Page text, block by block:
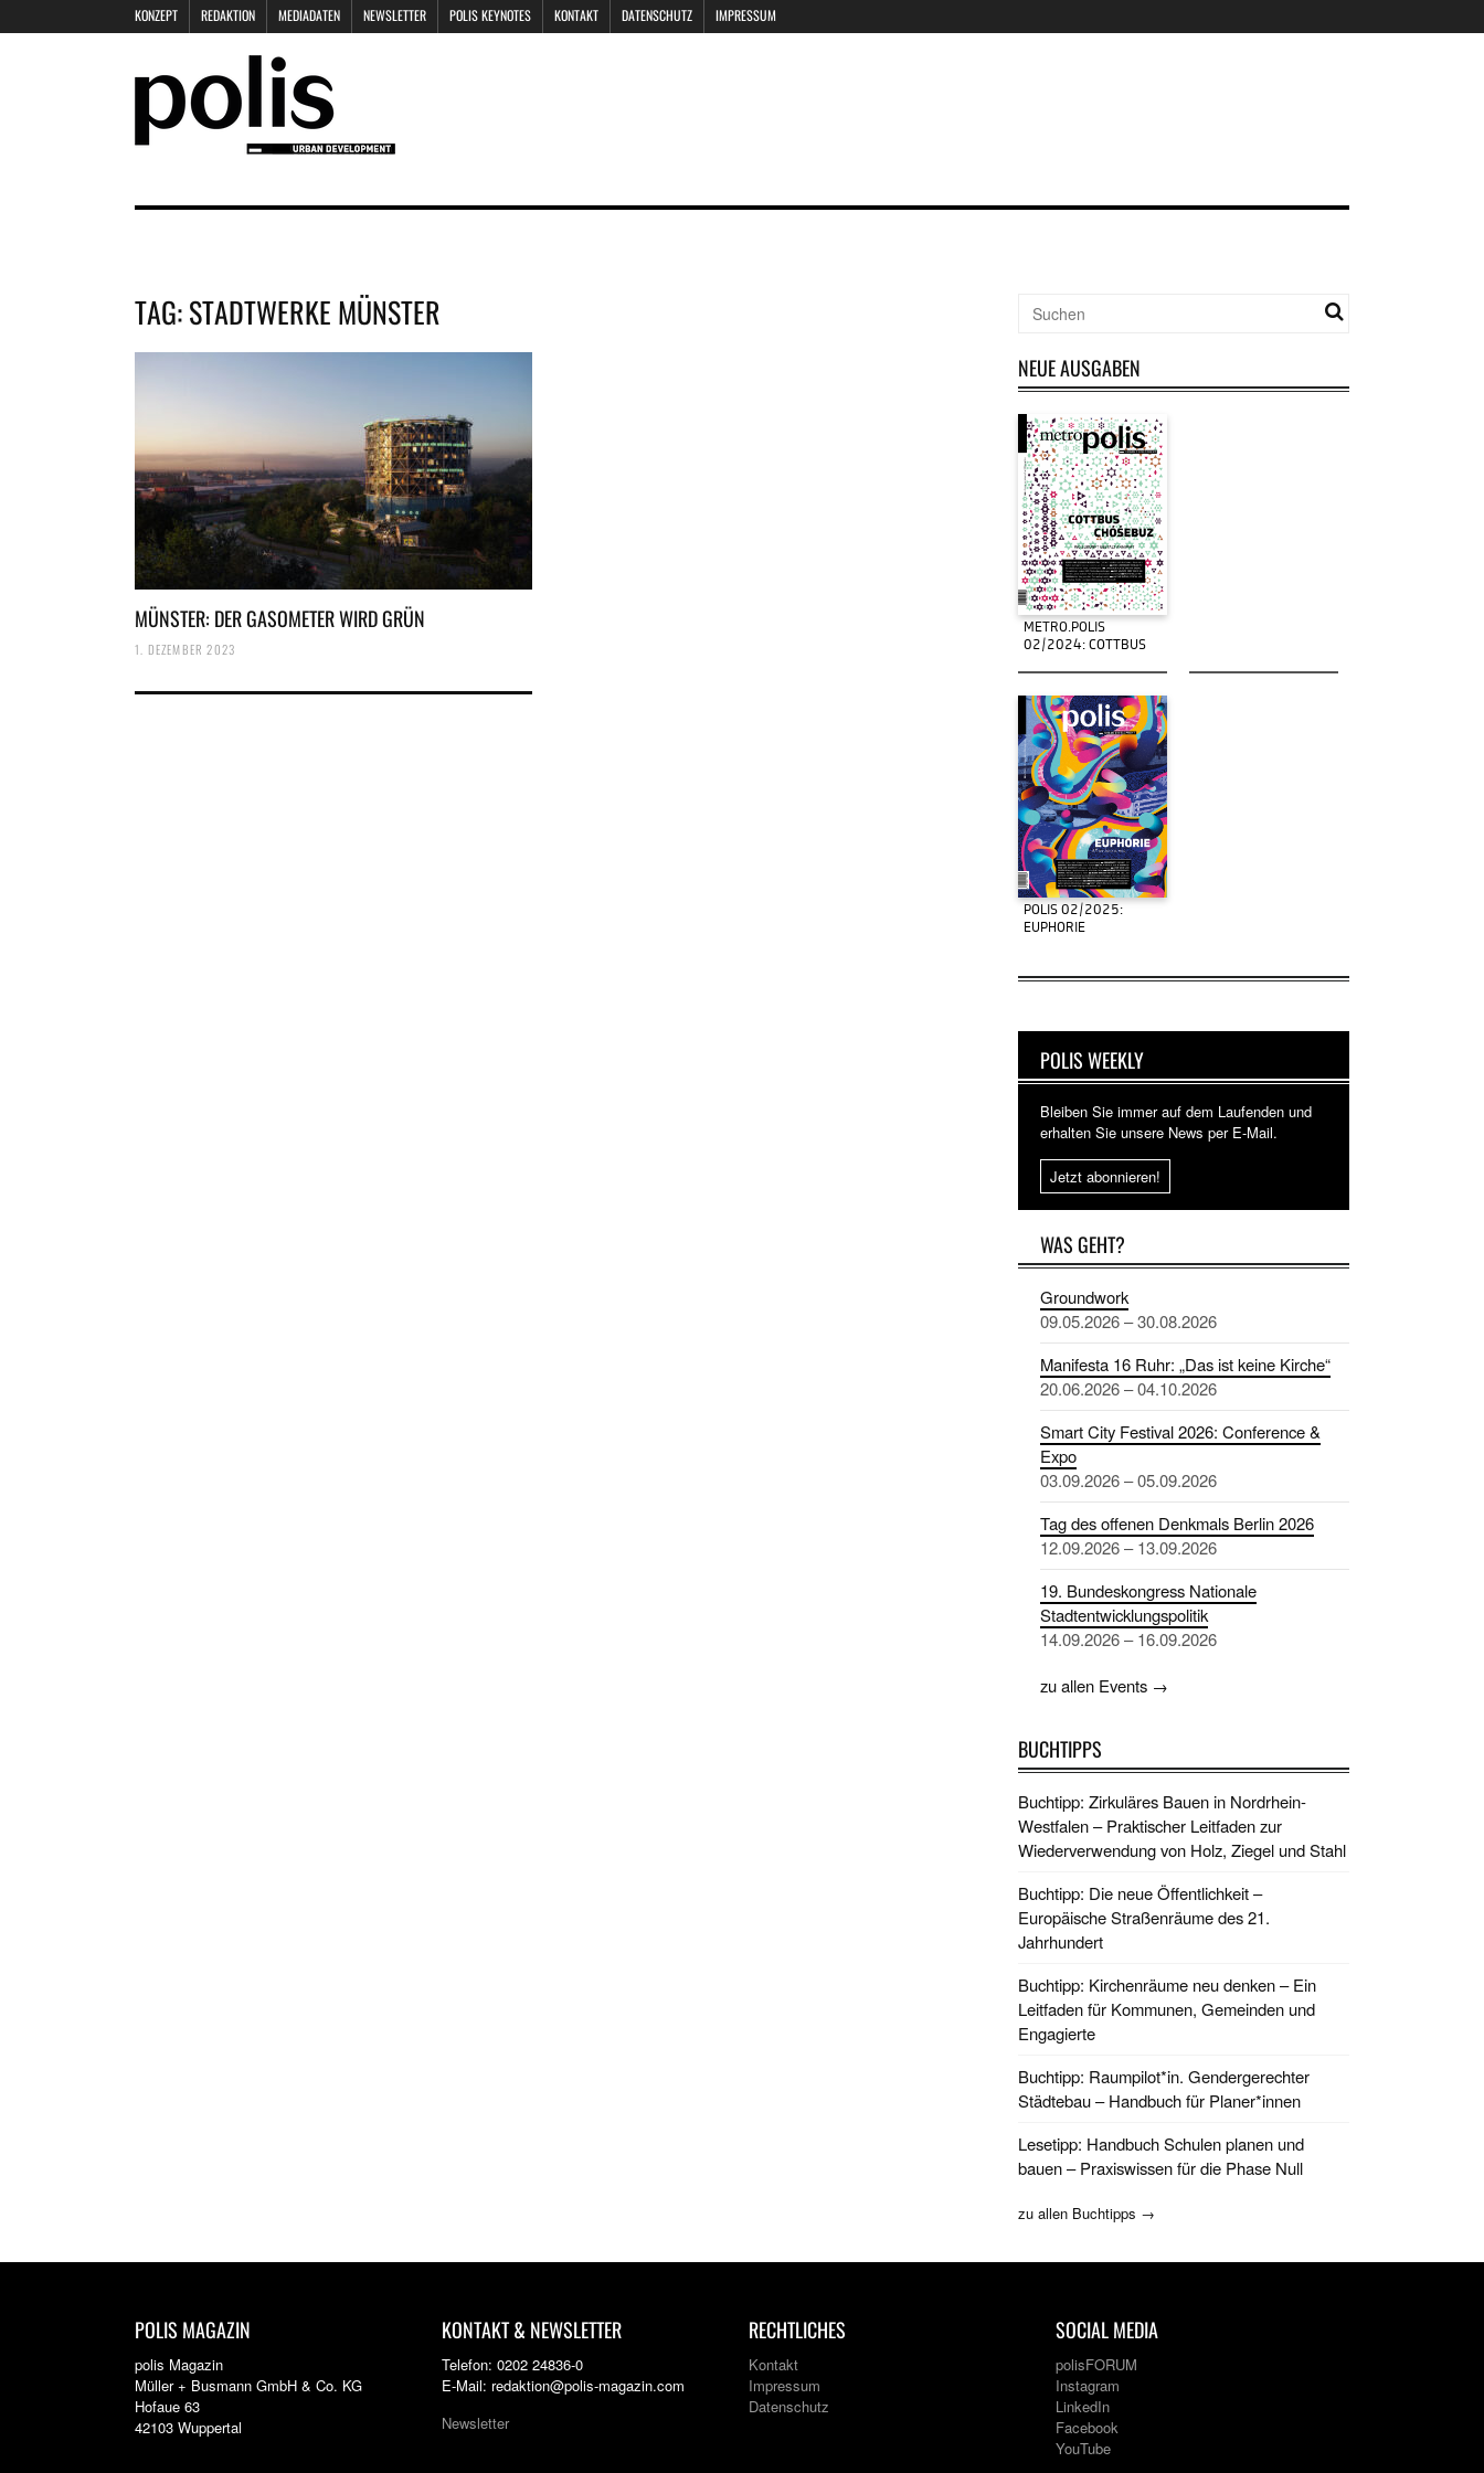
KONZEPT REDAKTION MEDIADATEN NEWSLETTER POLIS KEYNOTES KONTAKT DATENSCHUTZ IMPRESSUM
TAG:STADTWERKE MÜNSTER
MÜNSTER: DER GASOMETER WIRD GRÜN
1. DEZEMBER 2023
NEUE AUSGABEN
METRO.POLIS
02/2024: COTTBUS
POLIS 02/2025:
EUPHORIE
POLIS WEEKLY
Bleiben Sie immer auf dem Laufenden und
erhalten Sie unsere News per E-Mail.
Jetzt abonnieren!
WAS GEHT?
Groundwork
09.05.2026 – 30.08.2026
Manifesta 16 Ruhr: „Das ist keine Kirche“
20.06.2026 – 04.10.2026
Smart City Festival 2026: Conference &
Expo
03.09.2026 – 05.09.2026
Tag des offenen Denkmals Berlin 2026
12.09.2026 – 13.09.2026
19. Bundeskongress Nationale
Stadtentwicklungspolitik
14.09.2026 – 16.09.2026
zu allen Events →
BUCHTIPPS
Buchtipp: Zirkuläres Bauen in Nordrhein-
Westfalen – Praktischer Leitfaden zur
Wiederverwendung von Holz, Ziegel und Stahl
Buchtipp: Die neue Öffentlichkeit –
Europäische Straßenräume des 21.
Jahrhundert
Buchtipp: Kirchenräume neu denken – Ein
Leitfaden für Kommunen, Gemeinden und
Engagierte
Buchtipp: Raumpilot*in. Gendergerechter
Städtebau – Handbuch für Planer*innen
Lesetipp: Handbuch Schulen planen und
bauen – Praxiswissen für die Phase Null
zu allen Buchtipps →
POLIS MAGAZIN
polis Magazin
Müller + Busmann GmbH & Co. KG
Hofaue 63
42103 Wuppertal
KONTAKT & NEWSLETTER
Telefon: 0202 24836-0
E-Mail: redaktion@polis-magazin.com
Newsletter
RECHTLICHES
Kontakt
Impressum
Datenschutz
SOCIAL MEDIA
polisFORUM
Instagram
LinkedIn
Facebook
YouTube